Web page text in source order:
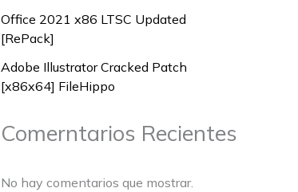
Office 2021 x86 LTSC Updated
[RePаck]
Adobe Illustrator Cracked Patch
[x86x64] FileHippo
Comerntarios Recientes
No hay comentarios que mostrar.